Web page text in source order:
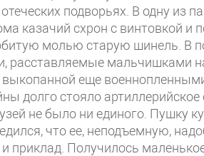
подворьях. В одну из
казачий схрон с винтовкой
молью старую шинель. В
расставляемые мальчишками
еще
долго стояло
не было ни единого. Пушку
что ее, неподъемную,
приклад. Получилось